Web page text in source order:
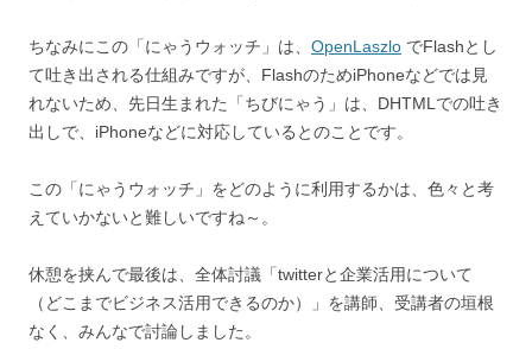
ちなみにこの「にゃうウォッチ」は、 OpenLaszlo でFlashとし
て吐き出される仕組みですが、FlashのためiPhoneなどでは見
れないため、先日生まれた「ちびにゃう」は、DHTMLでの吐き
出しで、iPhoneなどに対応しているとのことです。
この「にゃうウォッチ」をどのように利用するかは、色々と考
えていかないと難しいですね～。
休憩を挟んで最後は、全体討議「twitterと企業活用について
（どこまでビジネス活用できるのか）」を講師、受講者の垣根
なく、みんなで討論しました。